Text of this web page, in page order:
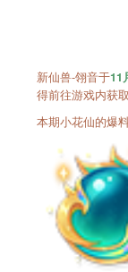
新仙兽-翎音于11
得前往游戏内获取
本期小花仙的爆